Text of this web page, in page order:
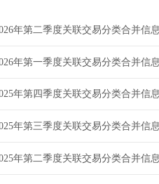
年第二季度关联交易分类合并信
年第一季度关联交易分类合并信
年第四季度关联交易分类合并信
年第三季度关联交易分类合并信
年第二季度关联交易分类合并信